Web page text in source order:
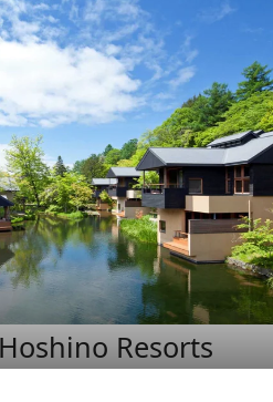
Resorts